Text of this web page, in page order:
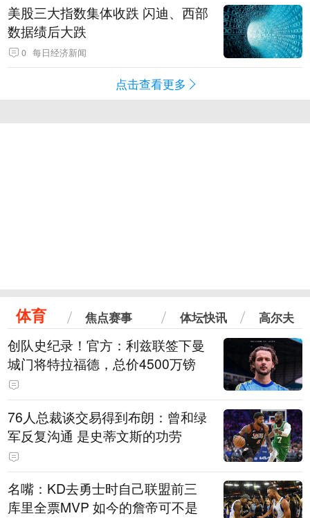
美股三大指数集体收跌 闪迪、西部
数据绩后大跌
0 每日经济新闻
点击查看更多
体育 焦点赛事 体坛快讯 高尔夫
创队史纪录！官方：利兹联签下曼
城门将特拉福德，总价4500万镑
76人总裁谈交易得到布朗：曾和绿
军反复沟通 是史蒂文斯的功劳
名嘴：KD去勇士时自己联盟前三
库里全票MVP 如今的詹帝可不是